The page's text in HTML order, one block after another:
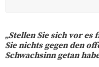
„Stellen Sie sich vor es
Sie nichts gegen den
Schwachsinn getan